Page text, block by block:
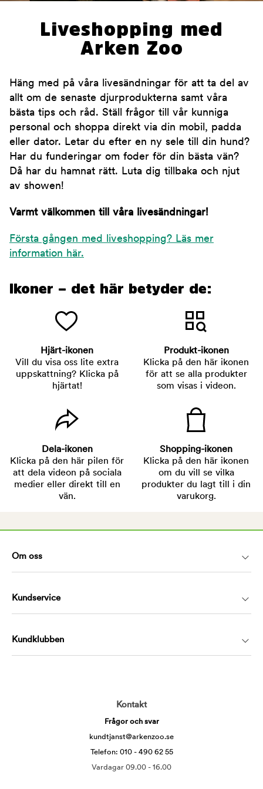
Liveshopping med
Arken Zoo
Häng med på våra livesändningar för att ta del av
allt om de senaste djurprodukterna samt våra
bästa tips och råd. Ställ frågor till vår kunniga
personal och shoppa direkt via din mobil, padda
eller dator. Letar du efter en ny sele till din hund?
Har du funderingar om foder för din bästa vän?
Då har du hamnat rätt. Luta dig tillbaka och njut
av showen!
Varmt välkommen till våra livesändningar!
Första gången med liveshopping? Läs mer
information här.
Ikoner – det här betyder de:
Hjärt-ikonen
Vill du visa oss lite extra
uppskattning? Klicka på
hjärtat!
Produkt-ikonen
Klicka på den här ikonen
för att se alla produkter
som visas i videon.
Dela-ikonen
Klicka på den här pilen för
att dela videon på sociala
medier eller direkt till en
vän.
Shopping-ikonen
Klicka på den här ikonen
om du vill se vilka
produkter du lagt till i din
varukorg.
Om oss
Kundservice
Kundklubben
Kontakt
Frågor och svar
kundtjanst@arkenzoo.se
Telefon: 010 - 490 62 55
Vardagar 09.00 - 16.00